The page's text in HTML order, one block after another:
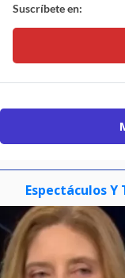
Suscríbete en:
Espectáculos Y